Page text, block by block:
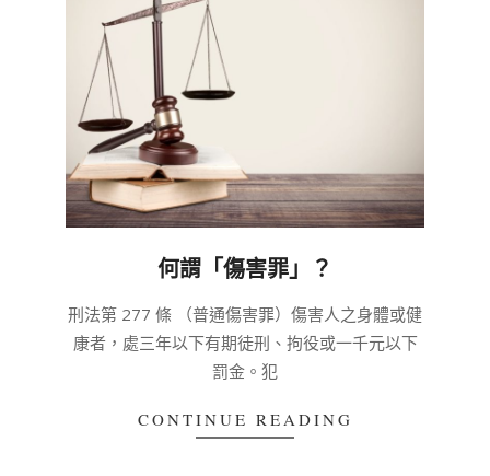
何謂「傷害罪」？
03-
04
刑法第 277 條 （普通傷害罪）傷害人之身體或健
康者，處三年以下有期徒刑、拘役或一千元以下
罰金。犯
CONTINUE READING